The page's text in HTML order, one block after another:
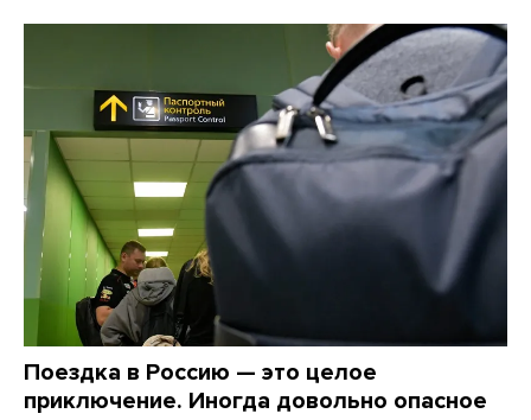
Поездка в Россию — это целое
приключение. Иногда довольно опасное